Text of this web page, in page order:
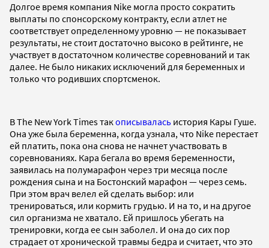
Долгое время компания Nike могла просто сократить
выплаты по спонсорскому контракту, если атлет не
соответствует определенному уровню — не показывает
результаты, не стоит достаточно высоко в рейтинге, не
участвует в достаточном количестве соревнований и так
далее. Не было никаких исключений для беременных и
только что родивших спортсменок.
В The New York Times такописывалась история Кары Гуше.
Она уже была беременна, когда узнала, что Nike перестает
ей платить, пока она снова не начнет участвовать в
соревнованиях. Кара бегала во время беременности,
заявилась на полумарафон через три месяца после
рождения сына и на Бостонский марафон — через семь.
При этом врач велел ей сделать выбор: или
тренироваться, или кормить грудью. И на то, и на другое
сил организма не хватало. Ей пришлось убегать на
тренировки, когда ее сын заболел. И она до сих пор
страдает от хронической травмы бедра и считает, что это